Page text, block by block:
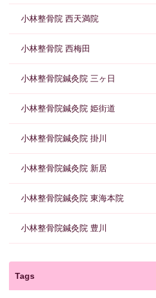
小林整骨院 西天満院
小林整骨院 西梅田
小林整骨院鍼灸院 三ヶ日
小林整骨院鍼灸院 姫街道
小林整骨院鍼灸院 掛川
小林整骨院鍼灸院 新居
小林整骨院鍼灸院 東海本院
小林整骨院鍼灸院 豊川
Tags